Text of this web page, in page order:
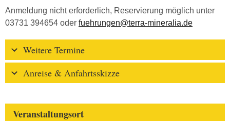
Anmeldung nicht erforderlich, Reservierung möglich unter
03731 394654 oder fuehrungen@terra-mineralia.de
Weitere Termine
Anreise & Anfahrtsskizze
Veranstaltungsort